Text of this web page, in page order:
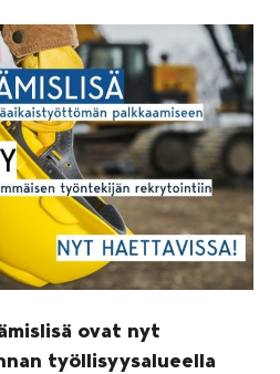
ovat nyt
työllisyysalueella